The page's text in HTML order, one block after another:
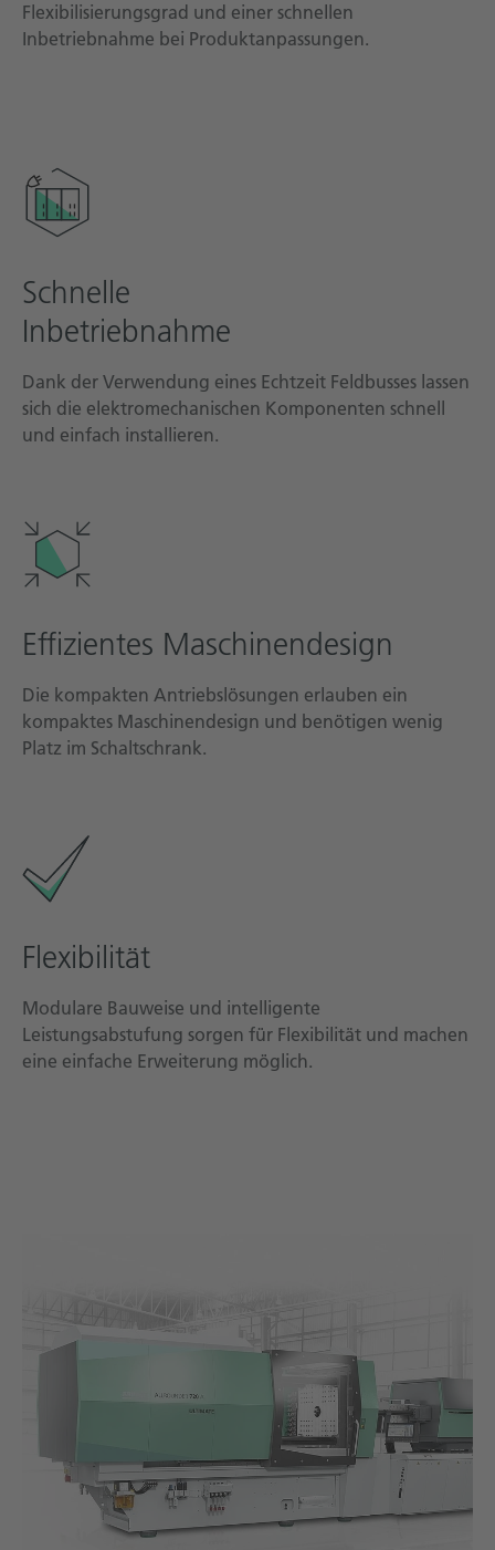
Flexibilisierungsgrad und einer schnellen
Inbetriebnahme bei Produktanpassungen.
Schnelle
Inbetriebnahme
Dank der Verwendung eines Echtzeit Feldbusses lassen
sich die elektro­mechanischen Komponenten schnell
und einfach installieren.
Effizientes Maschinen­design
Die kompakten Antriebslösungen erlauben ein
kompaktes Maschinendesign und benötigen wenig
Platz im Schaltschrank.
Flexibilität
Modulare Bauweise und intelligente
Leistungsabstufung sorgen für Flexibilität und machen
eine einfache Erweiterung möglich.